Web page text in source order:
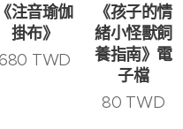
《注音瑜伽
掛布》
TWD
《孩子的情
緒小怪獸飼
養指南》電
子檔
80 TWD